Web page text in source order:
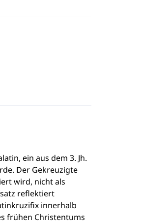
ein aus dem 3. Jh.
Der Gekreuzigte
wird, nicht als
reflektiert
innerhalb
frühen Christentums